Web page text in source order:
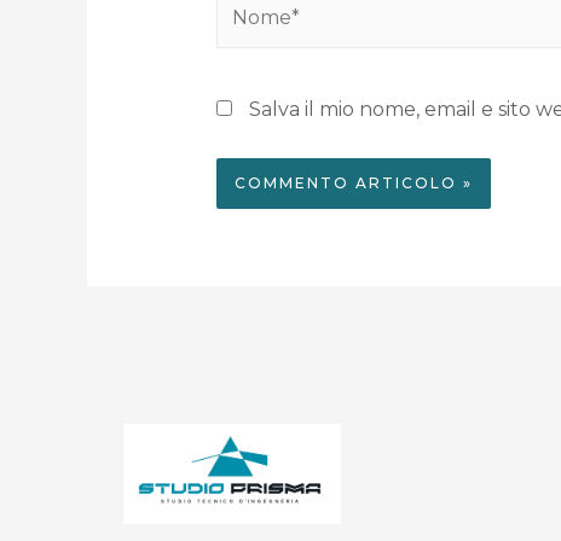
Salva il mio nome, email e sito